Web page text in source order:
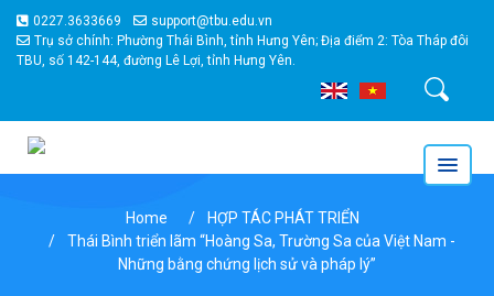
0227.3633669
support@tbu.edu.vn
Trụ sở chính: Phường Thái Bình, tỉnh Hưng Yên; Địa điểm 2: Tòa Tháp đôi
TBU, số 142-144, đường Lê Lợi, tỉnh Hưng Yên.
Tìm kiếm
Home
HỢP TÁC PHÁT TRIỂN
Thái Bình triển lãm “Hoàng Sa, Trường Sa của Việt Nam -
Những bằng chứng lịch sử và pháp lý”